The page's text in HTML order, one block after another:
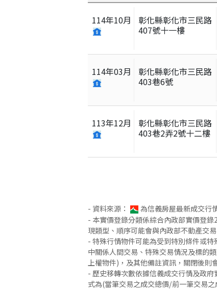
114年10月
彰化縣彰化市三民路
407號十一樓
114年03月
彰化縣彰化市三民路
403巷6號
113年12月
彰化縣彰化市三民路
403巷2弄2號十二樓
- 資料來源： 為信義房屋最新成交行
- 本實價登錄分類係綜合內政部實價登
現類型、順序可能會與內政部不動產交
- 特殊行情物件可能為受到特別條件或
中關係人間交易、特殊交易情況及標的
上權物件)，及其他備註資訊，關閉後則
- 歷史移轉次數依據信義成交行情及政
式為(當筆交易之成交總價/前一筆交易